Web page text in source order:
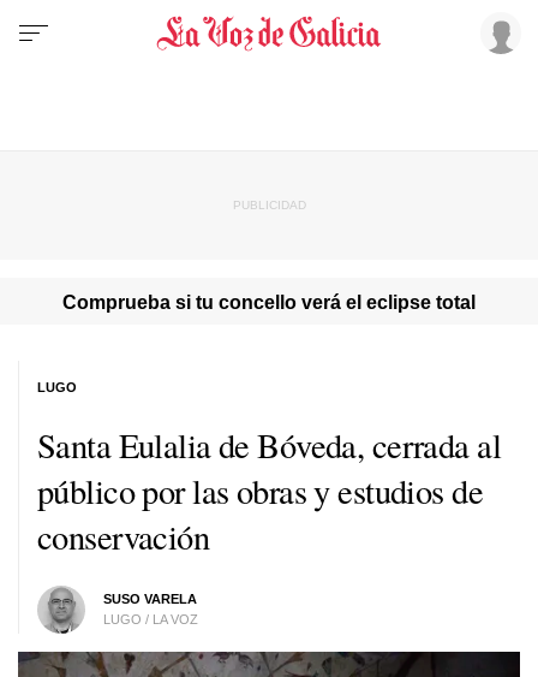
Comprueba si tu concello verá el eclipse total
Santa Eulalia de Bóveda, cerrada al
público por las obras y estudios de
conservación
SUSO VARELA
LUGO / LA VOZ
LUGO